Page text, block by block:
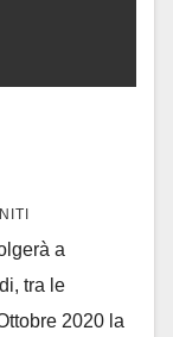
a
tra le
2020 la